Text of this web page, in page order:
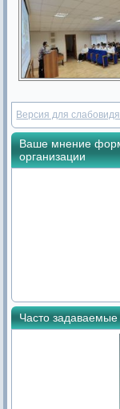
Версия для
Ваше мнение
организации
Часто